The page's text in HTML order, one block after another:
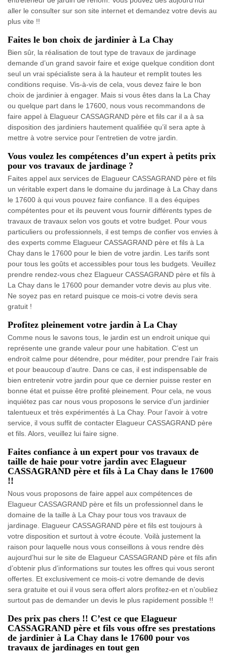
aller le consulter sur son site internet et demandez votre devis au
plus vite !!
Faites le bon choix de jardinier à La Chay
Bien sûr, la réalisation de tout type de travaux de jardinage
demande d’un grand savoir faire et exige quelque condition dont
seul un vrai spécialiste sera à la hauteur et remplit toutes les
conditions requise. Vis-à-vis de cela, vous devez faire le bon
choix de jardinier à engager. Mais si vous êtes dans la La Chay
ou quelque part dans le 17600, nous vous recommandons de
faire appel à Elagueur CASSAGRAND père et fils car il a à sa
disposition des jardiniers hautement qualifiée qu’il sera apte à
mettre à votre service pour l’entretien de votre jardin.
Vous voulez les compétences d’un expert à petits prix
pour vos travaux de jardinage ?
Faites appel aux services de Elagueur CASSAGRAND père et fils
un véritable expert dans le domaine du jardinage à La Chay dans
le 17600 à qui vous pouvez faire confiance. Il a des équipes
compétentes pour et ils peuvent vous fournir différents types de
travaux de travaux selon vos gouts et votre budget. Pour vous
particuliers ou professionnels, il est temps de confier vos envies à
des experts comme Elagueur CASSAGRAND père et fils à La
Chay dans le 17600 pour le bien de votre jardin. Les tarifs sont
pour tous les goûts et accessibles pour tous les budgets. Veuillez
prendre rendez-vous chez Elagueur CASSAGRAND père et fils à
La Chay dans le 17600 pour demander votre devis au plus vite.
Ne soyez pas en retard puisque ce mois-ci votre devis sera
gratuit !
Profitez pleinement votre jardin à La Chay
Comme nous le savons tous, le jardin est un endroit unique qui
représente une grande valeur pour une habitation. C’est un
endroit calme pour détendre, pour méditer, pour prendre l’air frais
et pour beaucoup d’autre. Dans ce cas, il est indispensable de
bien entretenir votre jardin pour que ce dernier puisse rester en
bonne état et puisse être profité pleinement. Pour cela, ne vous
inquiétez pas car nous vous proposons le service d’un jardinier
talentueux et très expérimentés à La Chay. Pour l’avoir à votre
service, il vous suffit de contacter Elagueur CASSAGRAND père
et fils. Alors, veuillez lui faire signe.
Faites confiance à un expert pour vos travaux de
taille de haie pour votre jardin avec Elagueur
CASSAGRAND père et fils à La Chay dans le 17600
!!
Nous vous proposons de faire appel aux compétences de
Elagueur CASSAGRAND père et fils un professionnel dans le
domaine de la taille à La Chay pour tous vos travaux de
jardinage. Elagueur CASSAGRAND père et fils est toujours à
votre disposition et surtout à votre écoute. Voilà justement la
raison pour laquelle nous vous conseillons à vous rendre dès
aujourd’hui sur le site de Elagueur CASSAGRAND père et fils afin
d’obtenir plus d’informations sur toutes les offres qui vous seront
offertes. Et exclusivement ce mois-ci votre demande de devis
sera gratuite et oui il vous sera offert alors profitez-en et n’oubliez
surtout pas de demander un devis le plus rapidement possible !!
Des prix pas chers !! C’est ce que Elagueur
CASSAGRAND père et fils vous offre ses prestations
de jardinier à La Chay dans le 17600 pour vos
travaux de jardinages en tout gen